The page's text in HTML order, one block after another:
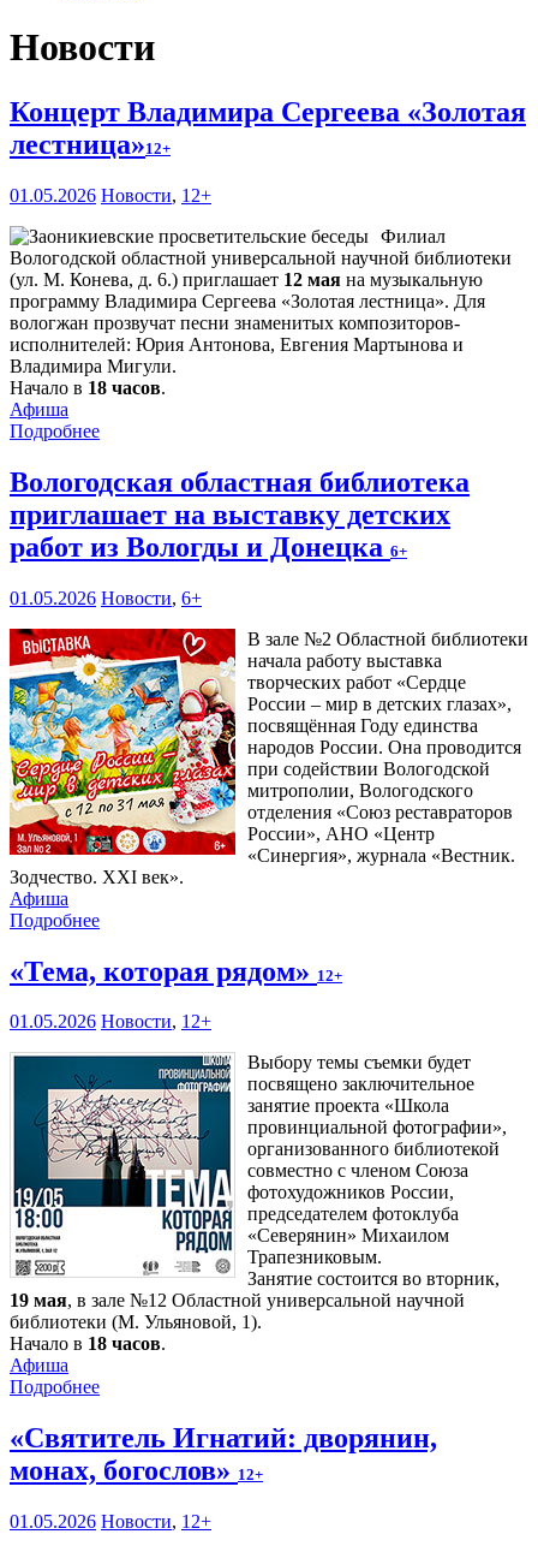
Новости
Концерт Владимира Сергеева «Золотая
лестница»12+
01.05.2026 Новости, 12+
Филиал
Вологодской областной универсальной научной библиотеки
(ул. М. Конева, д. 6.) приглашает 12 мая на музыкальную
программу Владимира Сергеева «Золотая лестница». Для
вологжан прозвучат песни знаменитых композиторов-
исполнителей: Юрия Антонова, Евгения Мартынова и
Владимира Мигули.
Начало в 18 часов.
Афиша
Подробнее
Вологодская областная библиотека
приглашает на выставку детских
работ из Вологды и Донецка 6+
01.05.2026 Новости, 6+
В зале №2 Областной библиотеки
начала работу выставка
творческих работ «Сердце
России – мир в детских глазах»,
посвящённая Году единства
народов России. Она проводится
при содействии Вологодской
митрополии, Вологодского
отделения «Союз реставраторов
России», АНО «Центр
«Синергия», журнала «Вестник.
Зодчество. XXI век».
Афиша
Подробнее
«Тема, которая рядом» 12+
01.05.2026 Новости, 12+
Выбору темы съемки будет
посвящено заключительное
занятие проекта «Школа
провинциальной фотографии»,
организованного библиотекой
совместно с членом Союза
фотохудожников России,
председателем фотоклуба
«Северянин» Михаилом
Трапезниковым.
Занятие состоится во вторник,
19 мая, в зале №12 Областной универсальной научной
библиотеки (М. Ульяновой, 1).
Начало в 18 часов.
Афиша
Подробнее
«Святитель Игнатий: дворянин,
монах, богослов» 12+
01.05.2026 Новости, 12+